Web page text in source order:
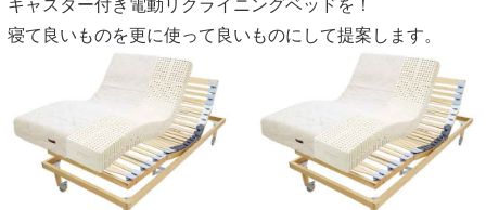
キャスター付き電動リクライニングベッドを！
寝て良いものを更に使って良いものにして提案します。